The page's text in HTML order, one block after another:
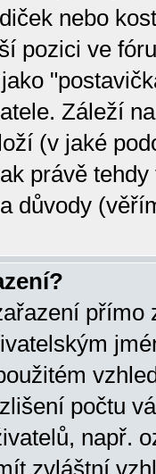
nebo
pozici ve
Záleží
(v jaké
právě
důvody
přímo
počtu
např.
zvláštní